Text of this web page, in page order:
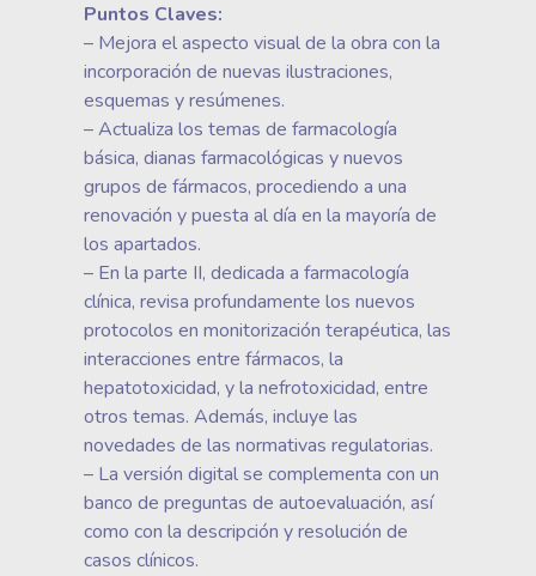
Puntos Claves:
– Mejora el aspecto visual de la obra con la
incorporación de nuevas ilustraciones,
esquemas y resúmenes.
– Actualiza los temas de farmacología
básica, dianas farmacológicas y nuevos
grupos de fármacos, procediendo a una
renovación y puesta al día en la mayoría de
los apartados.
– En la parte II, dedicada a farmacología
clínica, revisa profundamente los nuevos
protocolos en monitorización terapéutica, las
interacciones entre fármacos, la
hepatotoxicidad, y la nefrotoxicidad, entre
otros temas. Además, incluye las
novedades de las normativas regulatorias.
– La versión digital se complementa con un
banco de preguntas de autoevaluación, así
como con la descripción y resolución de
casos clínicos.